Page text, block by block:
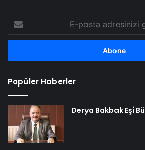
posta
adresinizi
Popüler Haberler
Derya Bakbak Eşi